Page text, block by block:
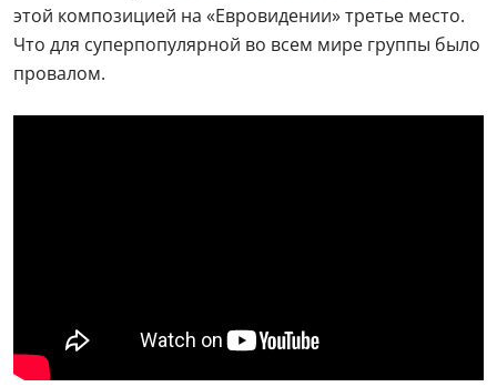
этой композицией на «Евровидении» третье место.
Что для суперпопулярной во всем мире группы было
провалом.